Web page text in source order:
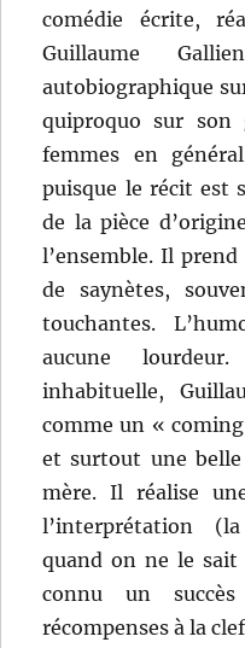
comédie écrite,
Guillaume
autobiographique
quiproquo sur son
femmes en
puisque le récit est
de la pièce
l’ensemble. Il
de saynètes,
touchantes.
aucune
inhabituelle,
comme un «
et surtout une belle
mère. Il réalise
l’interprétation
quand on ne le sait
connu un
récompenses à la